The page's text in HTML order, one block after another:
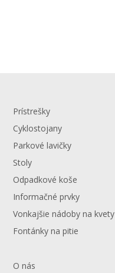
Prístrešky
Cyklostojany
Parkové lavičky
Stoly
Odpadkové koše
Informačné prvky
Vonkajšie nádoby na kvety
Fontánky na pitie
O nás